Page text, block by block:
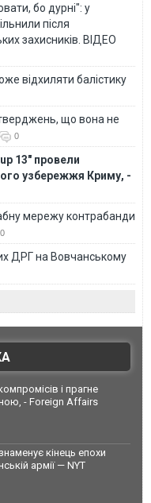
бо дурні": у
після
захисників. ВІДЕО
відхиляти балістику
що вона не
0
13" провели
узбережжя Криму, -
мережу контрабанди
0
ДРГ на Вовчанському
і прагне
- Foreign Affairs
кінець епохи
армії — NYT